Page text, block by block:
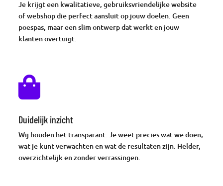
Je krijgt een kwalitatieve, gebruiksvriendelijke website
of webshop die perfect aansluit op jouw doelen. Geen
poespas, maar een slim ontwerp dat werkt en jouw
klanten overtuigt.

Duidelijk inzicht
Wij houden het transparant. Je weet precies wat we doen,
wat je kunt verwachten en wat de resultaten zijn. Helder,
overzichtelijk en zonder verrassingen.